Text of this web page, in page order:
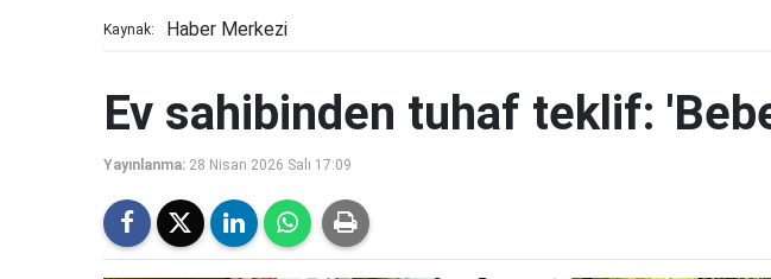
Kaynak: Haber Merkezi
Ev sahibinden tuhaf teklif:
Yayınlanma: 28 Nisan 2026 Salı 17:09